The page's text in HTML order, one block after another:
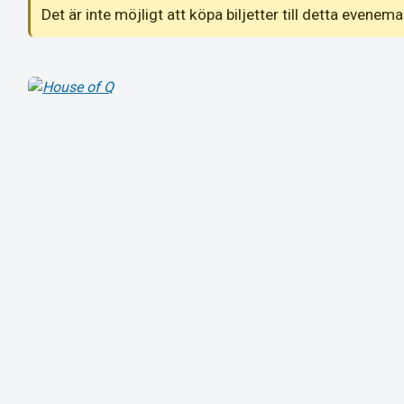
Det är inte möjligt att köpa biljetter till detta